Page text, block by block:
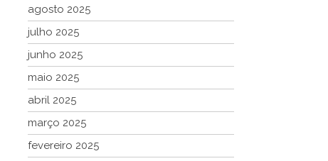
agosto 2025
julho 2025
junho 2025
maio 2025
abril 2025
março 2025
fevereiro 2025